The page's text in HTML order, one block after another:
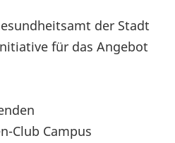
der Stadt
für das Angebot
Club Campus